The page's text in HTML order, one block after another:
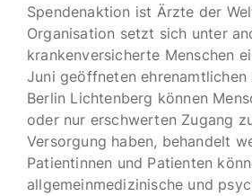
Spendenaktion ist Ärzte der
Organisation setzt sich unter
krankenversicherte Menschen
Juni geöffneten ehrenamtlichen
Berlin Lichtenberg können
oder nur erschwerten Zugang
Versorgung haben, behandelt
Patientinnen und Patienten
allgemeinmedizinische und